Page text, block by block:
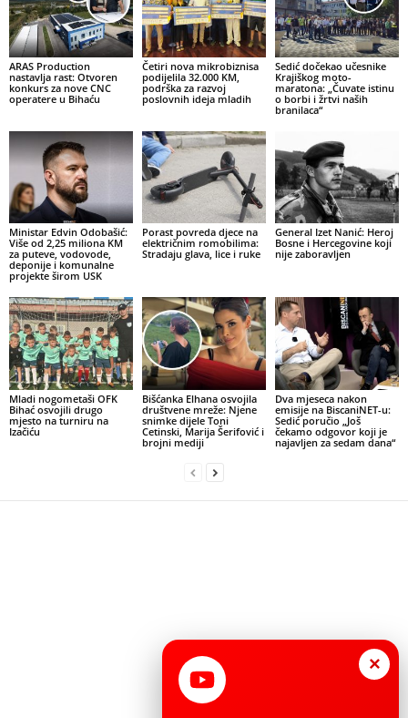
ARAS Production
nastavlja rast: Otvoren
konkurs za nove CNC
operatere u Bihaću
Četiri nova mikrobiznisa
podijelila 32.000 KM,
podrška za razvoj
poslovnih ideja mladih
Sedić dočekao učesnike
Krajiškog moto-
maratona: „Čuvate istinu
o borbi i žrtvi naših
branilaca“
Ministar Edvin Odobašić:
Više od 2,25 miliona KM
za puteve, vodovode,
deponije i komunalne
projekte širom USK
Porast povreda djece na
električnim romobilima:
Stradaju glava, lice i ruke
General Izet Nanić: Heroj
Bosne i Hercegovine koji
nije zaboravljen
Mladi nogometaši OFK
Bihać osvojili drugo
mjesto na turniru na
Izačiću
Bišćanka Elhana osvojila
društvene mreže: Njene
snimke dijele Toni
Cetinski, Marija Šerifović i
brojni mediji
Dva mjeseca nakon
emisije na BiscaniNET-u:
Sedić poručio „Još
čekamo odgovor koji je
najavljen za sedam dana“
×